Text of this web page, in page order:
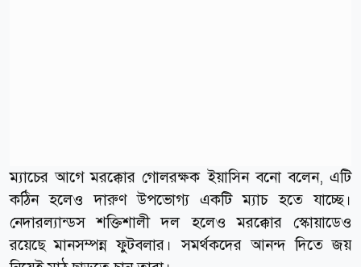
ম্যাচের আগে মরক্কোর গোলরক্ষক ইয়াসিন বনো বলেন, এটি
কঠিন হলেও দারুণ উপভোগ্য একটি ম্যাচ হতে যাচ্ছে।
নেদারল্যান্ডস শক্তিশালী দল হলেও মরক্কোর স্কোয়াডেও
রয়েছে মানসম্পন্ন ফুটবলার। সমর্থকদের আনন্দ দিতে জয়